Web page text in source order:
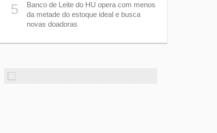
5
Banco de Leite do HU opera com menos
da metade do estoque ideal e busca
novas doadoras